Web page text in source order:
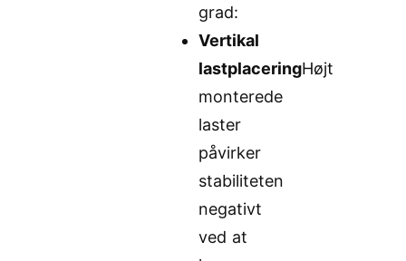
grad:
Vertikal
lastplaceringHøjt
monterede
laster
påvirker
stabiliteten
negativt
ved at